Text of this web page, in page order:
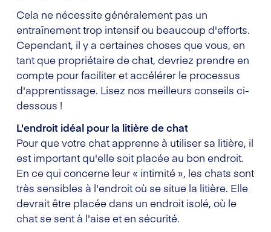
Cela ne nécessite généralement pas un
entraînement trop intensif ou beaucoup d'efforts.
Cependant, il y a certaines choses que vous, en
tant que propriétaire de chat, devriez prendre en
compte pour faciliter et accélérer le processus
d'apprentissage. Lisez nos meilleurs conseils ci-
dessous !
L'endroit idéal pour la litière de chat
Pour que votre chat apprenne à utiliser sa litière, il
est important qu'elle soit placée au bon endroit.
En ce qui concerne leur « intimité », les chats sont
très sensibles à l'endroit où se situe la litière. Elle
devrait être placée dans un endroit isolé, où le
chat se sent à l'aise et en sécurité.